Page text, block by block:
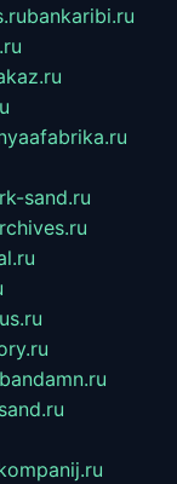
bankaribi.ru
sand.ru
bandamn.ru